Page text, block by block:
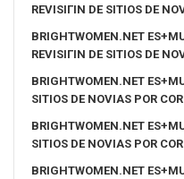
REVISIГІN DE SITIOS DE
BRIGHTWOMEN.NET
REVISIГІN DE SITIOS DE
BRIGHTWOMEN.NET
SITIOS DE NOVIAS POR
BRIGHTWOMEN.NET
SITIOS DE NOVIAS POR
BRIGHTWOMEN.NET